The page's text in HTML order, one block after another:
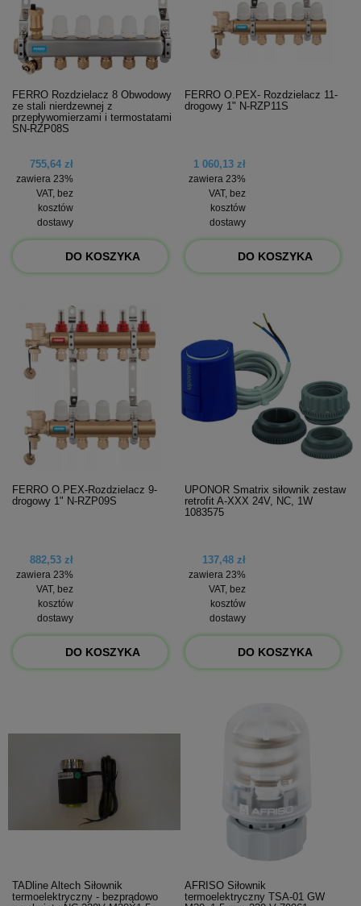
FERRO Rozdzielacz 8 Obwodowy
ze stali nierdzewnej z
przepływomierzami i termostatami
SN-RZP08S
755,64 zł
zawiera 23%
VAT, bez
kosztów
dostawy
DO KOSZYKA
FERRO O.PEX- Rozdzielacz 11-
drogowy 1" N-RZP11S
1 060,13 zł
zawiera 23%
VAT, bez
kosztów
dostawy
DO KOSZYKA
FERRO O.PEX-Rozdzielacz 9-
drogowy 1" N-RZP09S
882,53 zł
zawiera 23%
VAT, bez
kosztów
dostawy
DO KOSZYKA
UPONOR Smatrix siłownik zestaw
retrofit A-XXX 24V, NC, 1W
1083575
137,48 zł
zawiera 23%
VAT, bez
kosztów
dostawy
DO KOSZYKA
TADline Altech Siłownik
termoelektryczny - bezprądowo
AFRISO Siłownik
termoelektryczny TSA-01 GW